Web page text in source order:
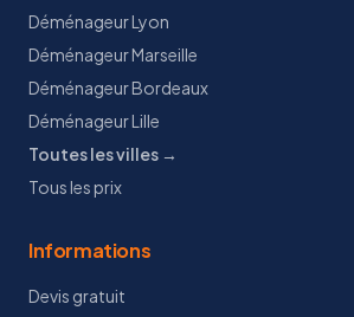
Déménageur Lyon
Déménageur Marseille
Déménageur Bordeaux
Déménageur Lille
Toutes les villes →
Tous les prix
Informations
Devis gratuit